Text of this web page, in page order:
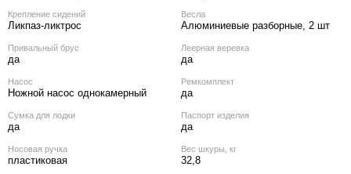
Крепление сидений
Ликпаз-ликтрос
Весла
Алюминиевые разборные, 2 шт
Привальный брус
да
Леерная веревка
да
Насос
Ножной насос однокамерный
Ремкомплект
да
Сумка для лодки
да
Паспорт изделия
да
Носовая ручка
пластиковая
Вес шкуры, кг
32,8